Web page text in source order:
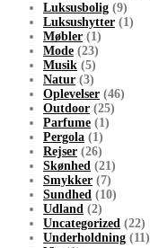
Luksusbolig (9)
Luksushytter (1)
Møbler (1)
Mode (23)
Musik (5)
Natur (3)
Oplevelser (46)
Outdoor (25)
Parfume (1)
Pergola (1)
Rejser (26)
Skønhed (21)
Smykker (7)
Sundhed (10)
Udland (2)
Uncategorized (22)
Underholdning (11)